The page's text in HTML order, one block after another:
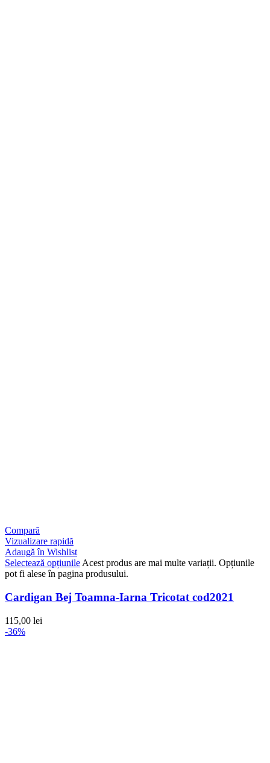
Compară
Vizualizare rapidă
Adaugă în Wishlist
Selectează opțiunile Acest produs are mai multe variații. Opțiunile
pot fi alese în pagina produsului.
Cardigan Bej Toamna-Iarna Tricotat cod2021
115,00 lei
-36%